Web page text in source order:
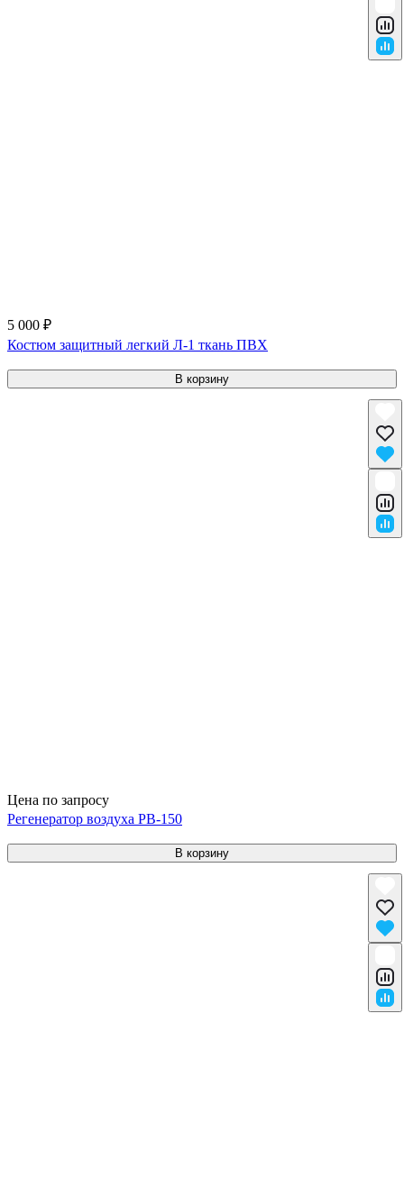
5 000 ₽
Костюм защитный легкий Л-1 ткань ПВХ
В корзину
Цена по запросу
Регенератор воздуха РВ-150
В корзину